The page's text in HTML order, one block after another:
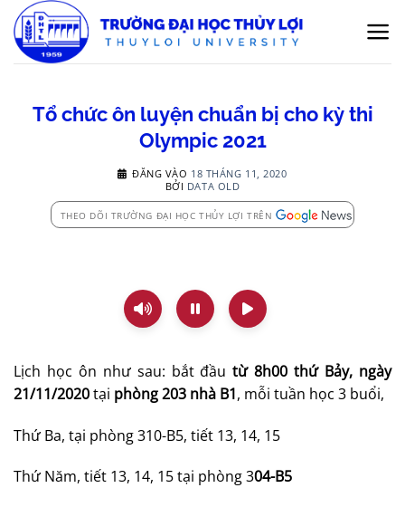
qua
nội
Tổ chức ôn luyện chuẩn bị cho kỳ thi
Olympic 2021
ĐĂNG VÀO 18 THÁNG 11, 2020
BỞI DATA OLD
THEO DÕI TRƯỜNG ĐẠI HỌC THỦY LỢI TRÊN
Lịch học ôn như sau: bắt đầutừ 8h00 thứ Bảy, ngày
21/11/2020tại phòng 203 nhà B1, mỗi tuần học 3 buổi,
Thứ Ba, tại phòng 310-B5, tiết 13, 14, 15
Thứ Năm, tiết 13, 14, 15 tại phòng 304-B5